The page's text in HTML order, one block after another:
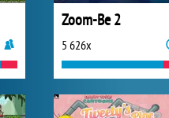
Zoom-Be 2
5 626x